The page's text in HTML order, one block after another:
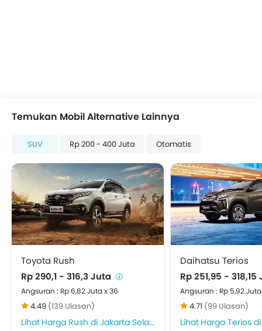
Temukan Mobil Alternative Lainnya
SUV Rp 200 - 400 Juta Otomatis
Toyota Rush
Rp 290,1 - 316,3 Juta
Angsuran : Rp 6,82 Juta x 36
4.49 (139 Ulasan)
Harga Rush di Jakarta Selatan
Daihatsu Terios
Rp 251,95 -
Angsuran : Rp 5,92
4.71 (99 Ulasan)
Harga Terios di